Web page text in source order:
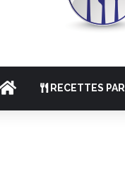
ACCUEILRECETTES